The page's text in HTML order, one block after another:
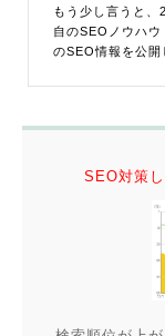
もう少し言うと
自のSEOノウハ
のSEO情報を公開
SEO対策